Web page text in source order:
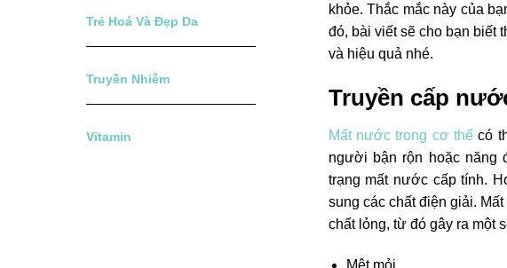
Trẻ Hoá Và Đẹp Da
Truyền Nhiễm
Vitamin
khỏe. Thắc mắc này của
với đó, bài viết sẽ cho
nhanh chóng và hiệu quả
Truyền cấp
Mất nước trong cơ thểcó
một người bận rộn hoặc
tình trạng mất nước cấp
cần bổ sung các chất
cung cấp đủ chất lỏng, từ
Mệt mỏi